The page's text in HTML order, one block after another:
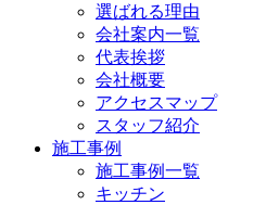
選ばれる理由
会社案内一覧
代表挨拶
会社概要
アクセスマップ
スタッフ紹介
施工事例
施工事例一覧
キッチン